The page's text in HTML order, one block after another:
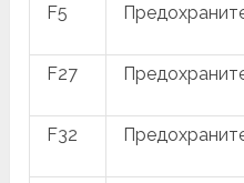
F5
F27
F32